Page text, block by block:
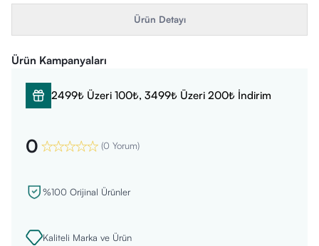
Ürün Detayı
Ürün Kampanyaları
2499₺ Üzeri 100₺, 3499₺ Üzeri 200₺ İndirim
0 (0 Yorum)
%100 Orijinal Ürünler
Kaliteli Marka ve Ürün